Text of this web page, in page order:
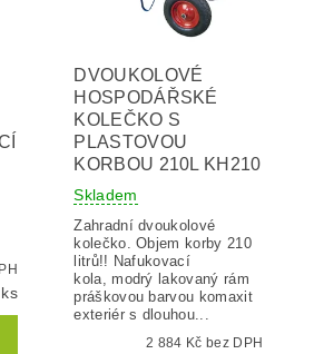
DPH
DVOUKOLOVÉ
HOSPODÁŘSKÉ
KOLEČKO S
PLASTOVOU
KORBOU 210L KH210
Skladem
Zahradní dvoukolové
kolečko. Objem korby 210
litrů!! Nafukovací
kola, modrý lakovaný rám
práškovou barvou komaxit
exteriér s dlouhou...
2 884 Kč bez DPH